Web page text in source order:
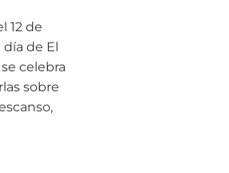
12 de
día de El
celebra
sobre